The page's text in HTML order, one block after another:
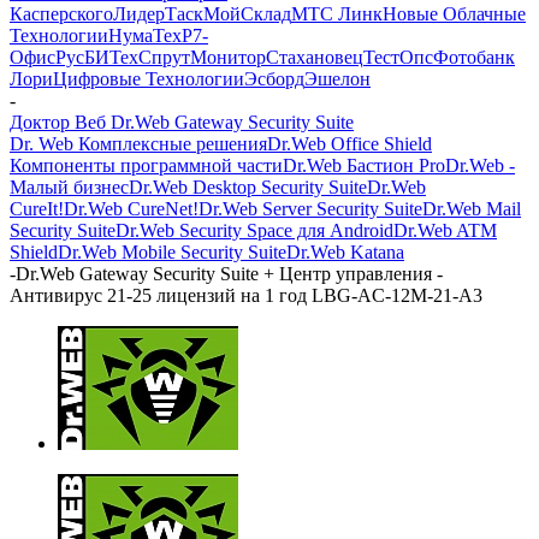
КасперскогоЛидерТаскМойСкладМТС ЛинкНовые Облачные
ТехнологииНумаТехР7-
ОфисРусБИТехСпрутМониторСтахановецТестОпсФотобанк
ЛориЦифровые ТехнологииЭсбордЭшелон
-
Доктор Веб Dr.Web Gateway Security Suite
Dr. Web Комплексные решенияDr.Web Office Shield
Компоненты программной частиDr.Web Бастион ProDr.Web -
Малый бизнесDr.Web Desktop Security SuiteDr.Web
CureIt!Dr.Web CureNet!Dr.Web Server Security SuiteDr.Web Mail
Security SuiteDr.Web Security Space для AndroidDr.Web ATM
ShieldDr.Web Mobile Security SuiteDr.Web Katana
-Dr.Web Gateway Security Suite + Центр управления -
Антивирус 21-25 лицензий на 1 год LBG-AC-12M-21-A3